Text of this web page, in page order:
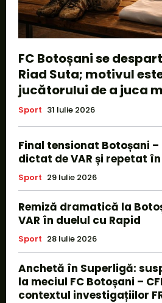
FC Botoșani se
Riad Suta; motivul
jucătorului de a juca
Sport 31 Iulie 2026
Final tensionat Botoșani
dictat de VAR și repetat
Sport 29 Iulie 2026
Remiză dramatică la
VAR în duelul cu Rapid
Sport 28 Iulie 2026
Anchetă în Superligă:
la meciul FC Botoșani –
contextul investigațiilor